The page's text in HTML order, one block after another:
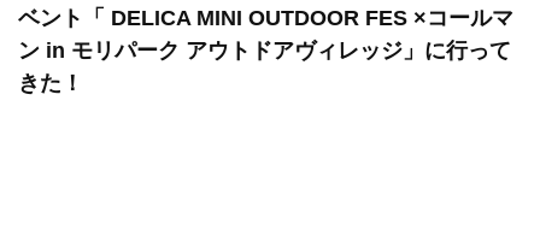
ベント「 DELICA MINI OUTDOOR FES ×コールマ
ン in モリパーク アウトドアヴィレッジ」に行って
きた！